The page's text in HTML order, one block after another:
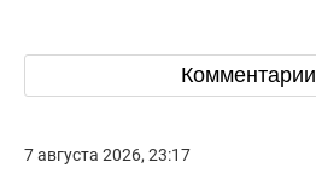
Комментарии
7 августа 2026, 23:17